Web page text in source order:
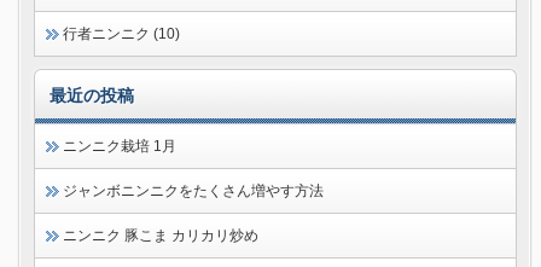
行者ニンニク (10)
最近の投稿
ニンニク栽培 1月
ジャンボニンニクをたくさん増やす方法
ニンニク 豚こま カリカリ炒め